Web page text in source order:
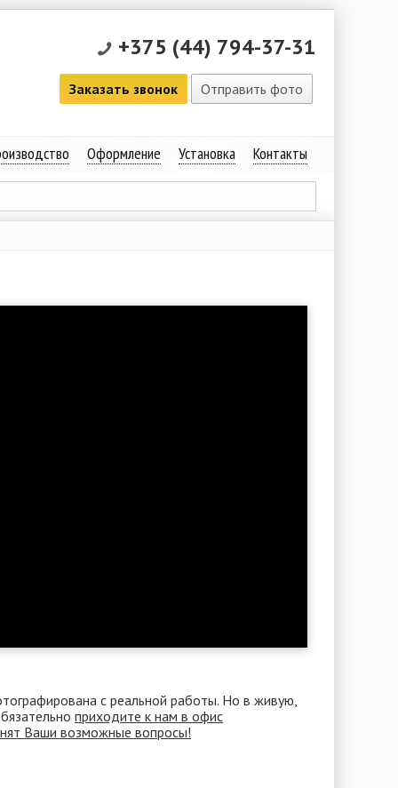
+375 (44) 794-37-31
Заказать звонок Отправить фото
Оформление Установка Контакты
с реальной работы. Но в живую,
приходите к нам в офис
Ваши возможные вопросы!